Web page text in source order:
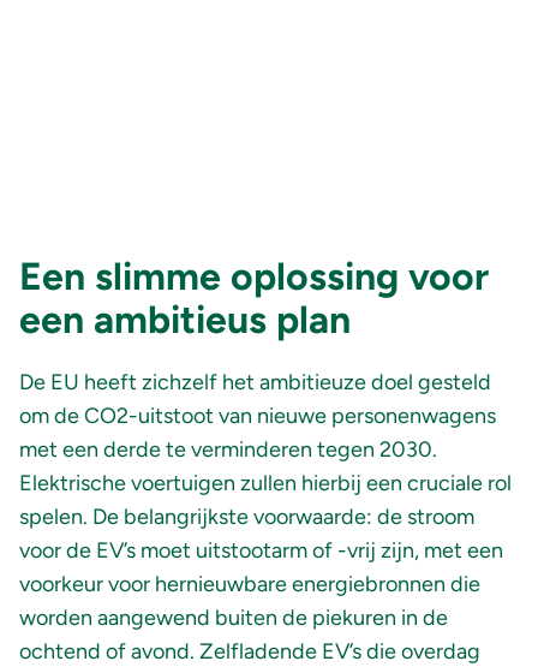
Een slimme oplossing voor
een ambitieus plan
De EU heeft zichzelf het ambitieuze doel gesteld
om de CO2-uitstoot van nieuwe personenwagens
met een derde te verminderen tegen 2030.
Elektrische voertuigen zullen hierbij een cruciale rol
spelen. De belangrijkste voorwaarde: de stroom
voor de EV’s moet uitstootarm of -vrij zijn, met een
voorkeur voor hernieuwbare energiebronnen die
worden aangewend buiten de piekuren in de
ochtend of avond. Zelfladende EV’s die overdag